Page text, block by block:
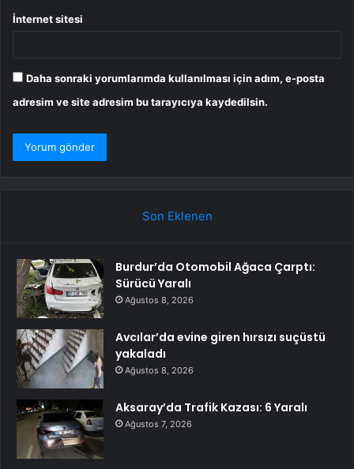
İnternet sitesi
Daha sonraki yorumlarımda kullanılması için adım, e-posta
adresim ve site adresim bu tarayıcıya kaydedilsin.
Son Eklenen
Burdur’da Otomobil Ağaca Çarptı:
Sürücü Yaralı
Ağustos 8, 2026
Avcılar’da evine giren hırsızı suçüstü
yakaladı
Ağustos 8, 2026
Aksaray’da Trafik Kazası: 6 Yaralı
Ağustos 7, 2026